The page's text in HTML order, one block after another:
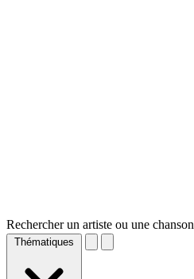
Rechercher un artiste ou une chanson
Thématiques